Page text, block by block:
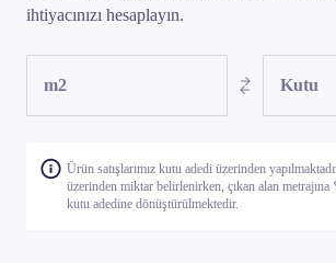
ihtiyacınızı hesaplayın.
m2 Kutu
Ürün satışlarımız kutu adedi üzerinden
üzerinden miktar belirlenirken, çıkan alan metrajına
kutu adedine dönüştürülmektedir.